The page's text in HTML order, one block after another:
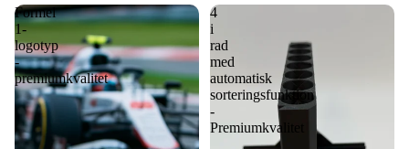
Formel
1-
logotyp
-
premiumkvalitet
4
i
rad
med
automatisk
sorteringsfunktion
-
Premiumkvalitet